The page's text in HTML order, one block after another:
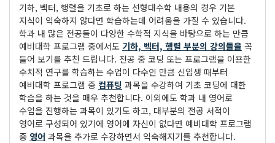
기하, 벡터, 행렬을 기초로 하는 선형대수학 내용의 경우 기본
지식이 익숙하지 않다면 학습하는데 어려움을 가질 수 있습니다.
학과 내 많은 전공들이 다양한 수학적 지식을 바탕으로 하는 만큼
예비대학 프로그램 중에서도 기하, 벡터, 행렬 부분의 강의들을 꼭
들어 보기를 추천 드립니다. 전공 중 코딩 또는 프로그램을 이용한
수치적 연구를 학습하는 수업이 다수인 만큼 신입생 때부터
예비대학 프로그램 중 컴퓨팅 과목을 수강하여 기초 코딩에 대한
학습을 하는 것을 매우 추천합니다. 이외에도 학과 내 영어로
수업을 진행하는 과목이 있기도 하고, 대부분의 전공 서적이
영어로 구성되어 있기에 영어에 자신이 없다면 예비대학 프로그램
중 영어 과목을 추가로 수강하면서 익숙해지기를 추천합니다.